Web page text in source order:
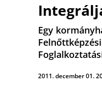
Egy
2011. december 01.